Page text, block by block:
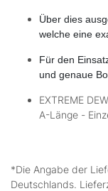
Über dies
welche eine
Für den
und genaue
EXTREME
A-Länge -
*Die Angabe der
Deutschlands.